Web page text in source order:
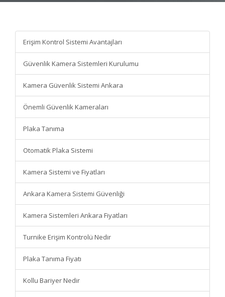
Erişim Kontrol Sistemi Avantajları
Güvenlik Kamera Sistemleri Kurulumu
Kamera Güvenlik Sistemi Ankara
Önemli Güvenlik Kameraları
Plaka Tanıma
Otomatik Plaka Sistemi
Kamera Sistemi ve Fiyatları
Ankara Kamera Sistemi Güvenliği
Kamera Sistemleri Ankara Fiyatları
Turnike Erişim Kontrolü Nedir
Plaka Tanıma Fiyatı
Kollu Bariyer Nedir